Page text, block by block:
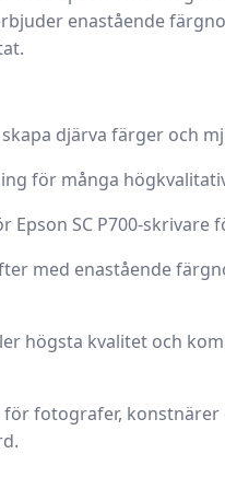
enastående
djärva färger och
för många
Epson SC P700-skrivare
med enastående
högsta kvalitet och
fotografer,